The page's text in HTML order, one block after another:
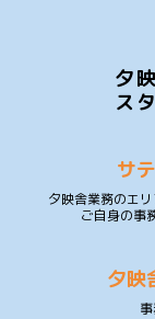
夕
ス
サ
夕映舎業務のエ
ご自身の事
夕映